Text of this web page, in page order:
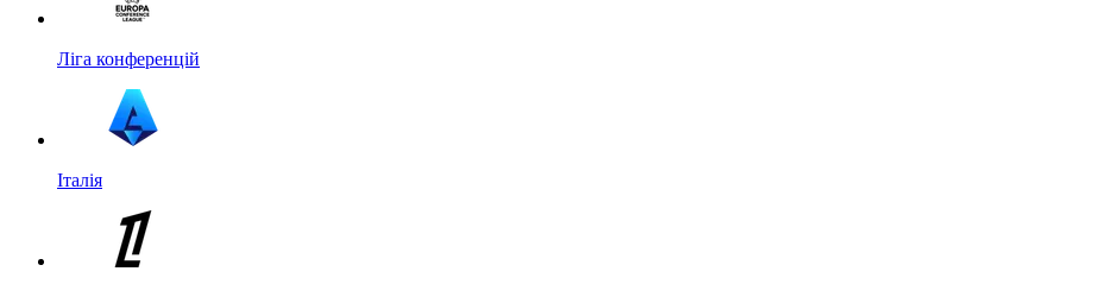
Ліга конференцій
Італія